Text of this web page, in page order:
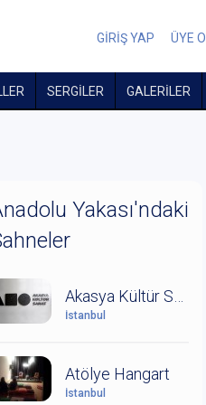
GİRİŞ YAP ÜYE OL
SERGİLER GALERİLER
Yakası'ndaki
İstanbul
Atölye Hangart
İstanbul